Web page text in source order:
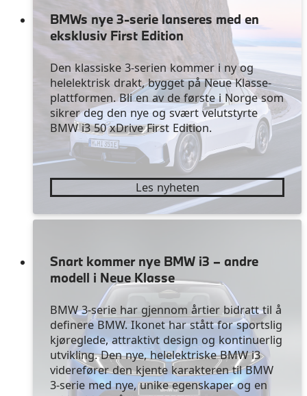
BMWs nye 3-serie lanseres med en
eksklusiv First Edition
Den klassiske 3-serien kommer i ny og
helelektrisk drakt, bygget på Neue Klasse-
plattformen. Bli en av de første i Norge som
sikrer deg den nye og svært velutstyrte
BMW i3 50 xDrive First Edition.
Les nyheten
Snart kommer nye BMW i3 – andre
modell i Neue Klasse
BMW 3-serie har gjennom årtier bidratt til å
definere BMW. Ikonet har stått for sportslig
kjøreglede, attraktivt design og kontinuerlig
utvikling. Den nye, helelektriske BMW i3
viderefører den kjente karakteren til BMW
3-serie med nye, unike egenskaper og en